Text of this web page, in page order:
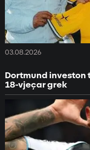
03.08.2026
Dortmund
18-vjeçar grek